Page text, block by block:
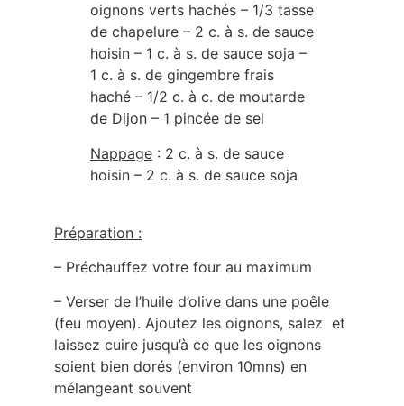
oignons verts hachés – 1/3 tasse
de chapelure – 2 c. à s. de sauce
hoisin – 1 c. à s. de sauce soja –
1 c. à s. de gingembre frais
haché – 1/2 c. à c. de moutarde
de Dijon – 1 pincée de sel
Nappage : 2 c. à s. de sauce
hoisin – 2 c. à s. de sauce soja
Préparation :
– Préchauffez votre four au maximum
– Verser de l’huile d’olive dans une poêle
(feu moyen). Ajoutez les oignons, salez et
laissez cuire jusqu’à ce que les oignons
soient bien dorés (environ 10mns) en
mélangeant souvent